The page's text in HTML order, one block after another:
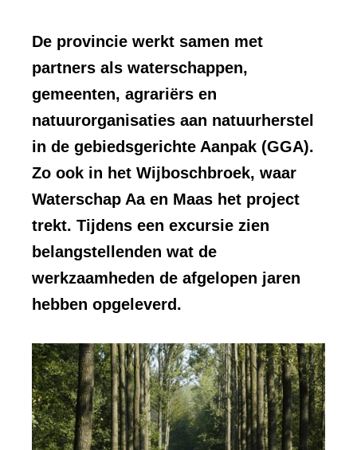
De provincie werkt samen met
partners als waterschappen,
gemeenten, agrariërs en
natuurorganisaties aan natuurherstel
in de gebiedsgerichte Aanpak (GGA).
Zo ook in het Wijboschbroek, waar
Waterschap Aa en Maas het project
trekt. Tijdens een excursie zien
belangstellenden wat de
werkzaamheden de afgelopen jaren
hebben opgeleverd.